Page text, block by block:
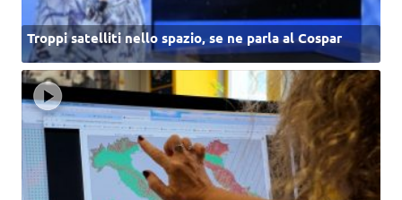
Troppi satelliti nello spazio, se ne parla al Cospar